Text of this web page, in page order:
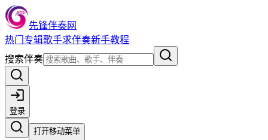
先锋伴奏网
热门 专辑歌手求伴奏新手教程
搜索伴奏
登录
打开移动菜单